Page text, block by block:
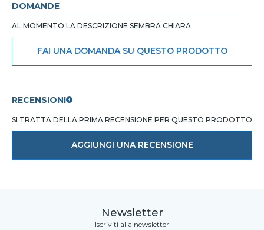
DOMANDE
AL MOMENTO LA DESCRIZIONE SEMBRA CHIARA
FAI UNA DOMANDA SU QUESTO PRODOTTO
RECENSIONI
SI TRATTA DELLA PRIMA RECENSIONE PER QUESTO PRODOTTO
AGGIUNGI UNA RECENSIONE
Newsletter
Iscriviti alla newsletter